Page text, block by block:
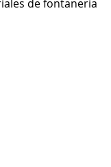
de fontaneria